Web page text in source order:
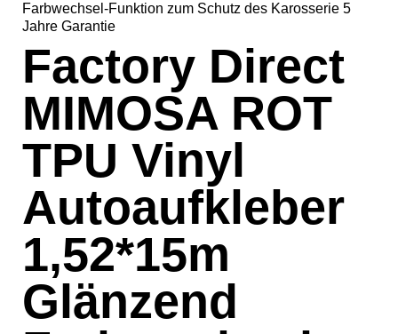
Farbwechsel-Funktion zum Schutz des Karosserie 5
Jahre Garantie
Factory Direct
MIMOSA ROT
TPU Vinyl
Autoaufkleber
1,52*15m
Glänzend